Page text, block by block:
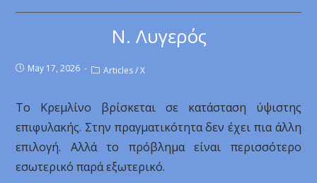
Ν. Λυγερός
May 17, 2026 Articles / X
Το Κρεμλίνο βρίσκεται σε κατάσταση ύψιστης
επιφυλακής. Στην πραγματικότητα δεν έχει πια άλλη
επιλογή. Αλλά το πρόβλημα είναι περισσότερο
εσωτερικό παρά εξωτερικό.